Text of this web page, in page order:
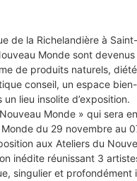
de la Richelandière à
Monde sont
de produits naturels,
conseil, un espace
un lieu insolite d’exposition.
Nouveau Monde » qui sera
du 29 novembre au
aux Ateliers du
inédite réunissant 3
singulier et profondément